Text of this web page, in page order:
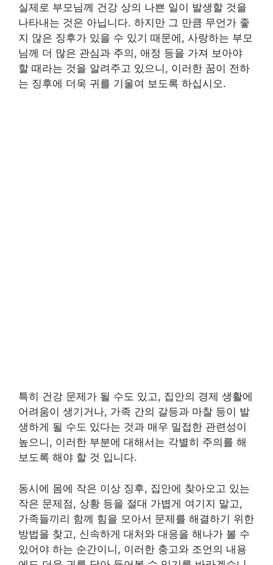
실제로 부모님께 건강 상의 나쁜 일이 발생할 것을
나타내는 것은 아닙니다. 하지만 그 만큼 무언가 좋
지 않은 징후가 있을 수 있기 때문에, 사랑하는 부모
님께 더 많은 관심과 주의, 애정 등을 가져 보아야
할 때라는 것을 알려주고 있으니, 이러한 꿈이 전하
는 징후에 더욱 귀를 기울여 보도록 하십시오.
특히 건강 문제가 될 수도 있고, 집안의 경제 생활에
어려움이 생기거나, 가족 간의 갈등과 마찰 등이 발
생하게 될 수도 있다는 것과 매우 밀접한 관련성이
높으니, 이러한 부분에 대해서는 각별히 주의를 해
보도록 해야 할 것 입니다.
동시에 몸에 작은 이상 징후, 집안에 찾아오고 있는
작은 문제점, 상황 등을 절대 가볍게 여기지 말고,
가족들끼리 함께 힘을 모아서 문제를 해결하기 위한
방법을 찾고, 신속하게 대처와 대응을 해나가 볼 수
있어야 하는 순간이니, 이러한 충고와 조언의 내용